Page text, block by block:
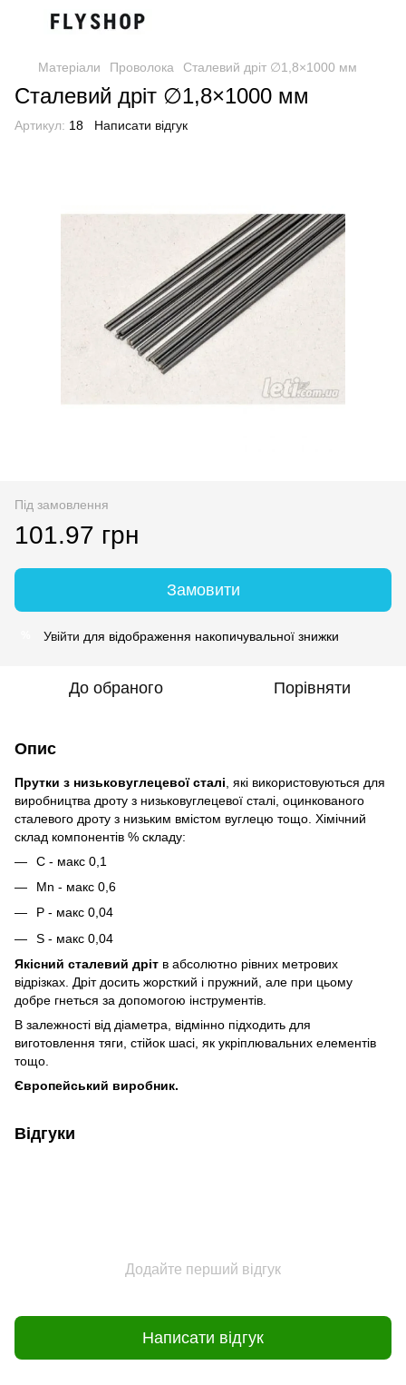
Матеріали Проволока Сталевий дріт ∅1,8×1000 мм
Сталевий дріт ∅1,8×1000 мм
Артикул: 18 Написати відгук
Під замовлення
101.97 грн
Замовити
Увійти для відображення накопичувальної знижки
До обраного Порівняти
Опис
Прутки з низьковуглецевої сталі , які використовуються для
виробництва дроту з низьковуглецевої сталі, оцинкованого
сталевого дроту з низьким вмістом вуглецю тощо. Хімічний
склад компонентів % складу:
C - макс 0,1
Mn - макс 0,6
P - макс 0,04
S - макс 0,04
Якісний сталевий дріт в абсолютно рівних метрових
відрізках. Дріт досить жорсткий і пружний, але при цьому
добре гнеться за допомогою інструментів.
В залежності від діаметра, відмінно підходить для
виготовлення тяги, стійок шасі, як укріплювальних елементів
тощо.
Європейський виробник.
Відгуки
Додайте перший відгук
Написати відгук